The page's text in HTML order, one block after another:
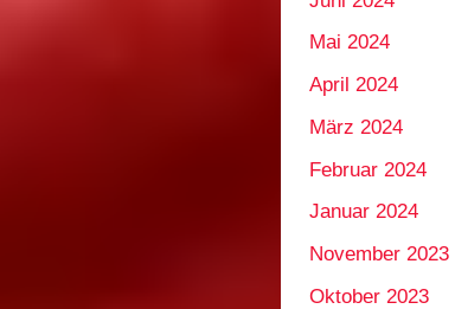
Mai 2024
April 2024
März 2024
Februar 2024
Januar 2024
November 2023
Oktober 2023